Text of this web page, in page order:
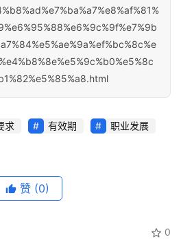
求 有效期
职业发展
赞 (0)
0